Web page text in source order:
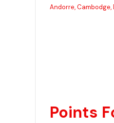
Andorre, Cambodge,
Points